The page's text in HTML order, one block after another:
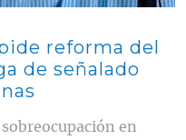
reforma del
de señalado
en